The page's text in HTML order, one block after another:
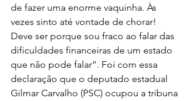
de fazer uma enorme vaquinha. Às
vezes sinto até vontade de chorar!
Deve ser porque sou fraco ao falar das
dificuldades financeiras de um estado
que não pode falar”. Foi com essa
declaração que o deputado estadual
Gilmar Carvalho (PSC) ocupou a tribuna